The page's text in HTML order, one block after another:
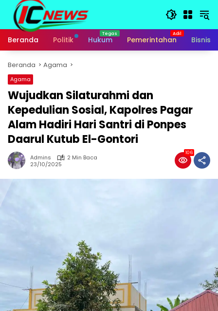
Langsung
konten
Beranda
Politik Hukum Pemerintahan Bisnis
Beranda Agama
Agama
Wujudkan Silaturahmi dan
Kepedulian Sosial, Kapolres Pagar
Alam Hadiri Hari Santri di Ponpes
Daarul Kutub El-Gontori
Admins
2 Min Baca
23/10/2025
106